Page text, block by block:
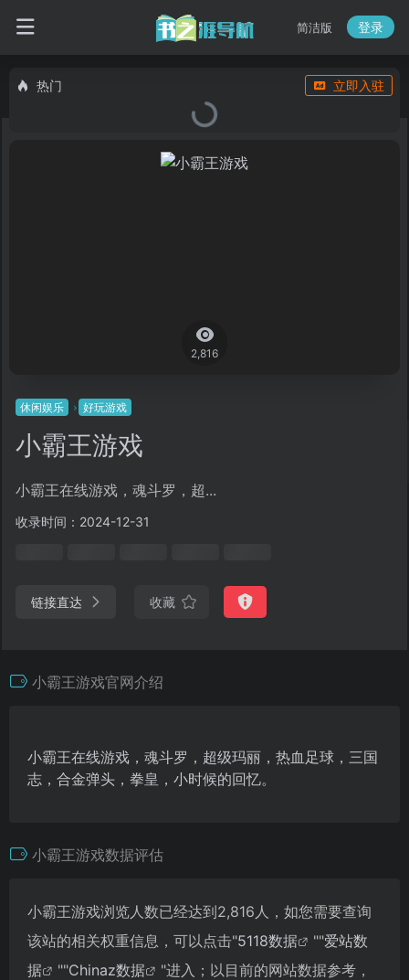
简洁版 登录
热门 立即入驻
2,816
休闲娱乐 好玩游戏
小霸王游戏
小霸王在线游戏，魂斗罗，超...
收录时间：2024-12-31
链接直达 收藏
小霸王游戏官网介绍
小霸王在线游戏，魂斗罗，超级玛丽，热血足球，三国
志，合金弹头，拳皇，小时候的回忆。
小霸王游戏数据评估
小霸王游戏浏览人数已经达到2,816人，如您需要查询
该站的相关权重信息，可以点击"5118数据 ""爱站数
据
""Chinaz数据
"进入；以目前的网站数据参考，